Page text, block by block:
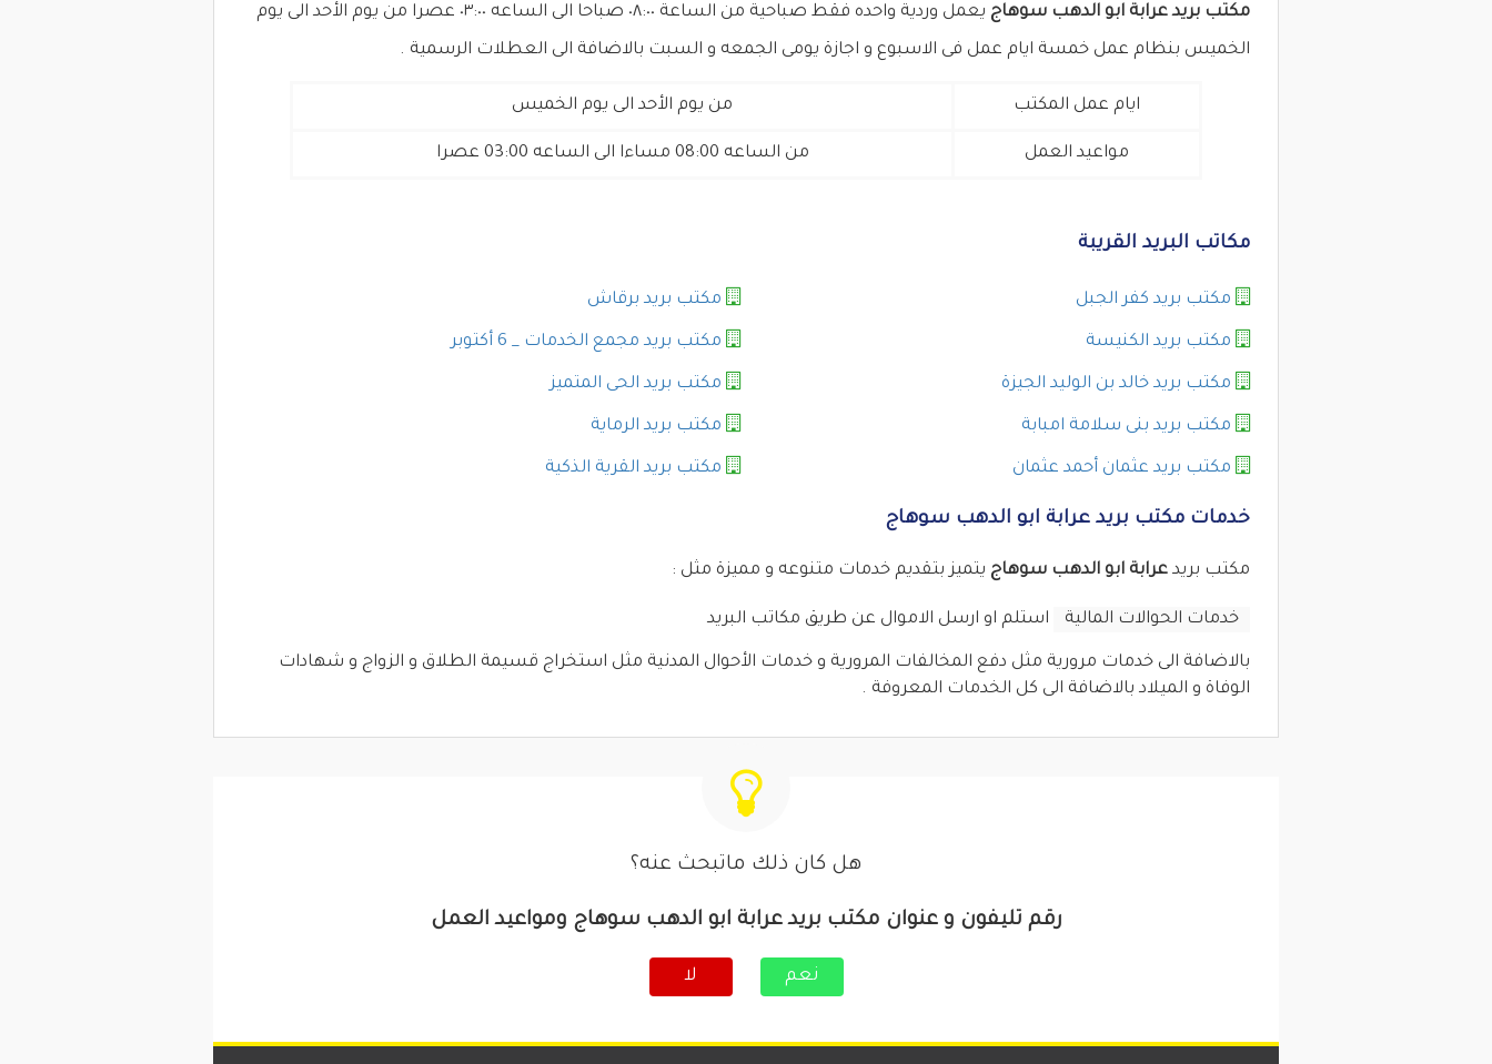
مكتب بريد عرابة ابو الدهب سوهاج
يعمل وردية واحده فقط صباحية من الساعة ٠٨:٠٠ صباحا الى الساعه ٠٣:٠٠ عصرا من يوم الأحد الى يوم
الخميس بنظام عمل خمسة ايام عمل فى الاسبوع و اجازة يومى الجمعه و السبت بالاضافة الى العطلات الرسمية .
ايام عمل المكتب من يوم الأحد الى يوم الخميس
مواعيد العمل من الساعه 08:00 مساءا الى الساعه 03:00 عصرا
مكاتب البريد القريبة
مكتب بريد كفر الجبل مكتب بريد برقاش
مكتب بريد الكنيسة مكتب بريد مجمع الخدمات _ 6 أكتوبر
مكتب بريد خالد بن الوليد الجيزة مكتب بريد الحى المتميز
مكتب بريد بنى سلامة امبابة مكتب بريد الرماية
مكتب بريد عثمان أحمد عثمان مكتب بريد القرية الذكية
خدمات مكتب بريد عرابة ابو الدهب سوهاج
مكتب بريد عرابة ابو الدهب سوهاج يتميز بتقديم خدمات متنوعه و مميزة مثل :
خدمات الحوالات المالية استلم او ارسل الاموال عن طريق مكاتب البريد
بالاضافة الى خدمات مرورية مثل دفع المخالفات المرورية و خدمات الأحوال المدنية مثل استخراج قسيمة الطلاق و الزواج و شهادات
الوفاة و الميلاد بالاضافة الى كل الخدمات المعروفة .
هل كان ذلك ماتبحث عنه؟
رقم تليفون و عنوان مكتب بريد عرابة ابو الدهب سوهاج ومواعيد العمل
نعم لا